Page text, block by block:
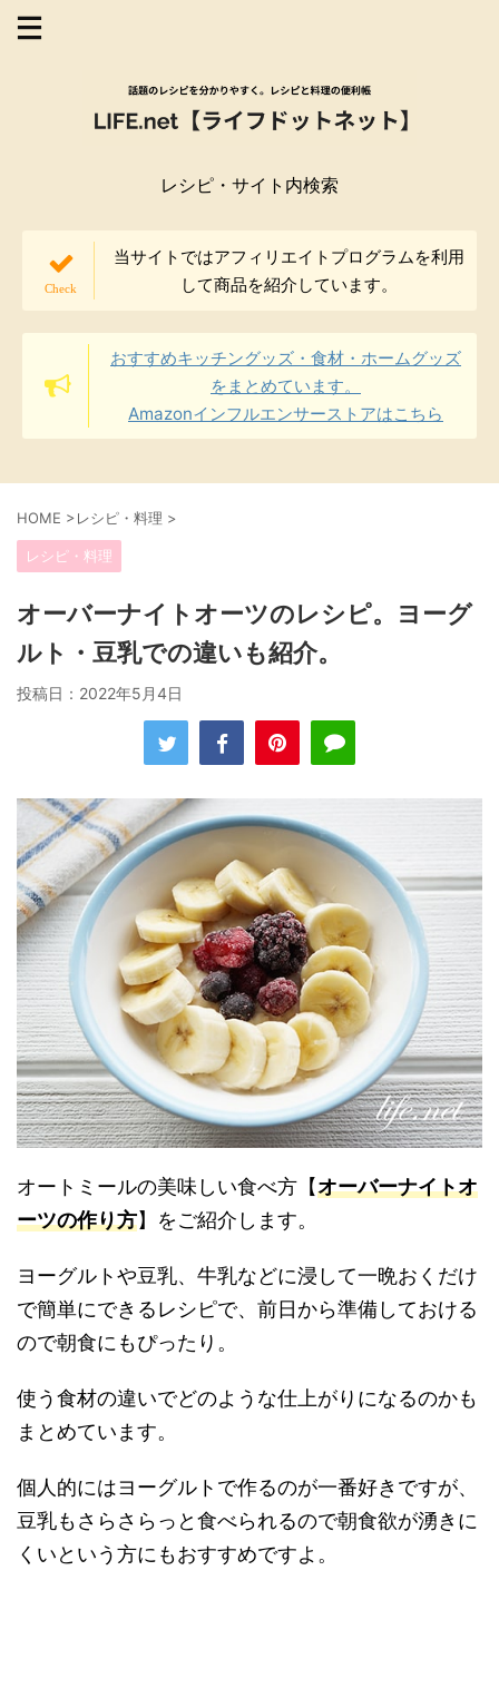
レシピ・サイト内検索
当サイトではアフィリエイトプログラムを利用
して商品を紹介しています。
おすすめキッチングッズ・食材・ホームグッズ
をまとめています。
Amazonインフルエンサーストアはこちら
HOME >レシピ・料理 >
レシピ・料理
オーバーナイトオーツのレシピ。ヨーグ
ルト・豆乳での違いも紹介。
投稿日： 2022年5月4日
オートミールの美味しい食べ方【オーバーナイトオ
ーツの作り方】をご紹介します。
ヨーグルトや豆乳、牛乳などに浸して一晩おくだけ
で簡単にできるレシピで、前日から準備しておける
ので朝食にもぴったり。
使う食材の違いでどのような仕上がりになるのかも
まとめています。
個人的にはヨーグルトで作るのが一番好きですが、
豆乳もさらさらっと食べられるので朝食欲が湧きに
くいという方にもおすすめですよ。